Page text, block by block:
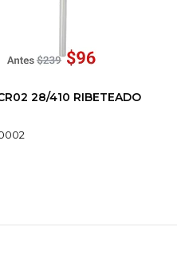
28/410 RIBETEADO